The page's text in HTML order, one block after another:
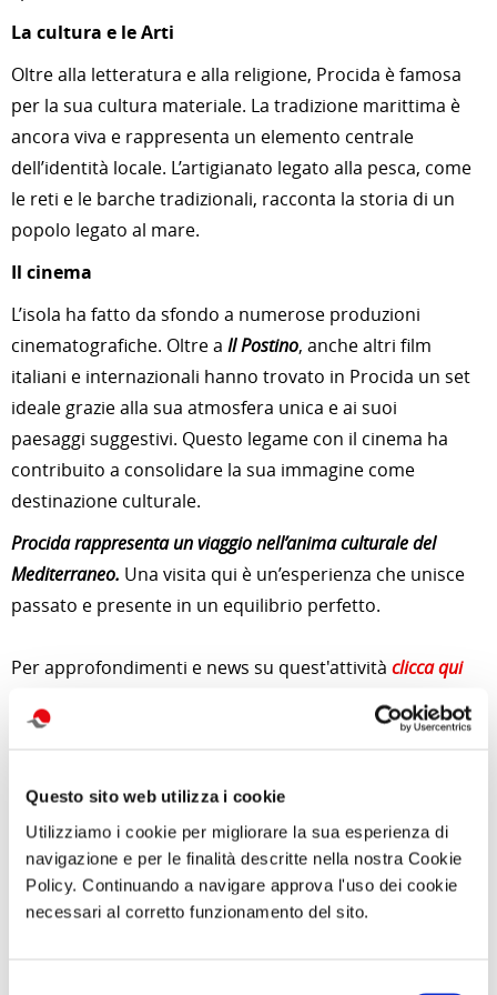
Questo sito web utilizza i cookie
Utilizziamo i cookie per migliorare la sua esperienza di
navigazione e per le finalità descritte nella nostra Cookie
Policy. Continuando a navigare approva l'uso dei cookie
necessari al corretto funzionamento del sito.
La cultura e le Arti
Oltre alla letteratura e alla religione, Procida è famosa
per la sua cultura materiale. La tradizione marittima è
ancora viva e rappresenta un elemento centrale
dell’identità locale. L’artigianato legato alla pesca, come
le reti e le barche tradizionali, racconta la storia di un
popolo legato al mare.
Il cinema
L’isola ha fatto da sfondo a numerose produzioni
cinematografiche. Oltre a Il Postino, anche altri film
italiani e internazionali hanno trovato in Procida un set
ideale grazie alla sua atmosfera unica e ai suoi
paesaggi suggestivi. Questo legame con il cinema ha
contribuito a consolidare la sua immagine come
destinazione culturale.
Procida rappresenta un viaggio nell’anima culturale del
Mediterraneo. Una visita qui è un’esperienza che unisce
passato e presente in un equilibrio perfetto.
Per approfondimenti e news su quest'attività clicca qui
Foto di
di Redazione Cralt Magazine
30 Giugno 2025
attività correlate: